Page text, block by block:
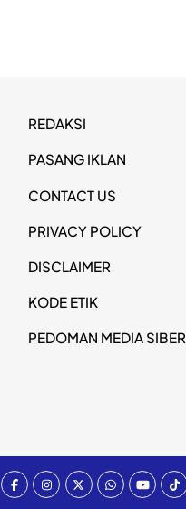
REDAKSI
PASANG IKLAN
CONTACT US
PRIVACY POLICY
DISCLAIMER
KODE ETIK
PEDOMAN MEDIA SIBER